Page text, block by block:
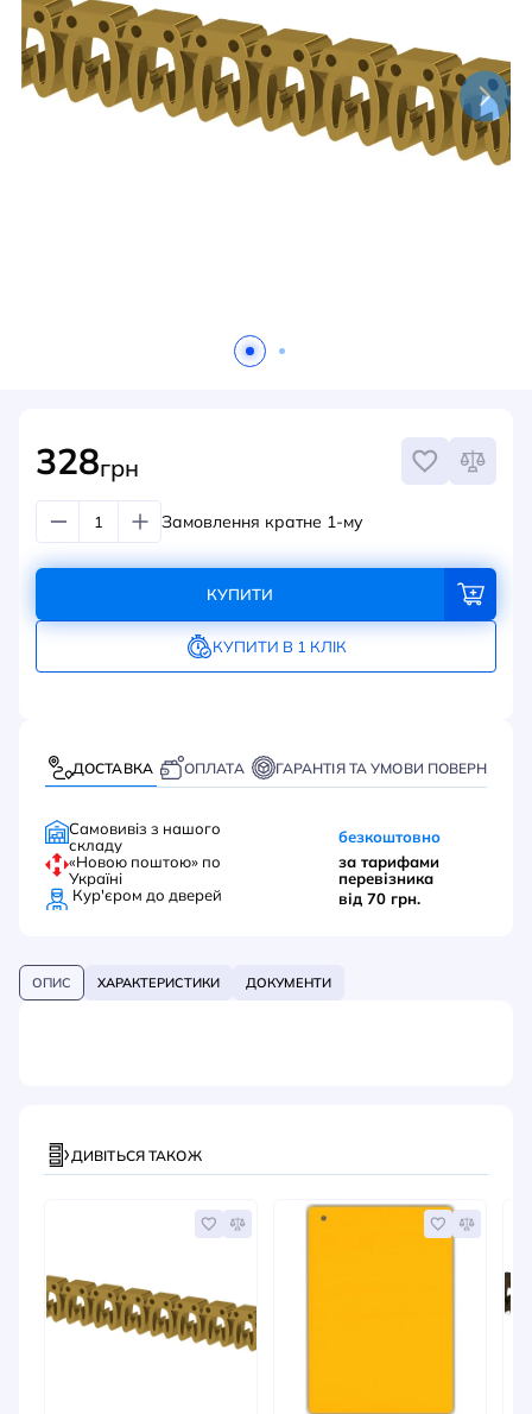
НОВИНИ
КОНТАКТИ
СИСТЕМИ ШИНОПРОВОДІВ ТА СТРУМОПРОВОДІВ
328грн
Замовлення кратне 1-му
КУПИТИ
КУПИТИ В 1 КЛІК
ДОСТАВКА ОПЛАТА ГАРАНТІЯ ТА УМОВИ ПОВЕРНЕННЯ
Самовивіз з нашого
складу
безкоштовно
«Новою поштою» по
Україні
за тарифами
перевізника
Кур'єром до дверей від 70 грн.
ОПИС ХАРАКТЕРИСТИКИ ДОКУМЕНТИ
ДИВІТЬСЯ ТАКОЖ